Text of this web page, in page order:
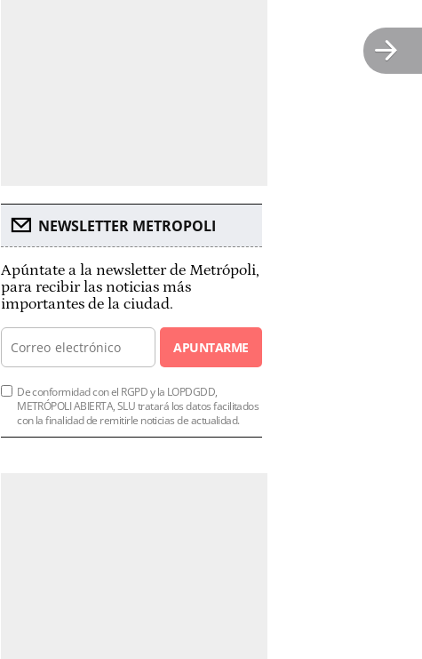
NEWSLETTER METROPOLI
Apúntate a la newsletter de Metrópoli,
para recibir las noticias más
importantes de la ciudad.
APUNTARME
De conformidad con el RGPD y la LOPDGDD,
METRÓPOLI ABIERTA, SLU tratará los datos facilitados
con la finalidad de remitirle noticias de actualidad.